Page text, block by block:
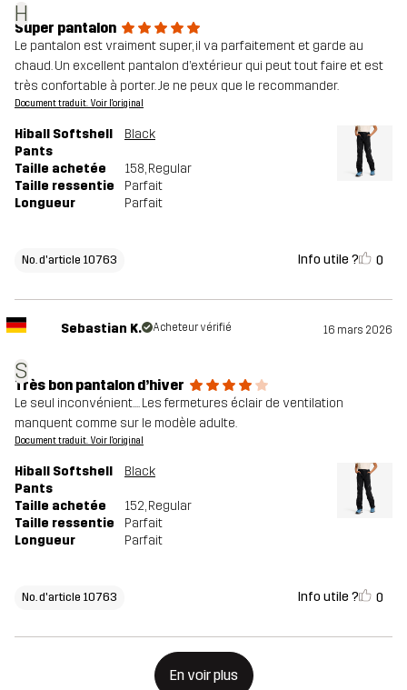
H
Super pantalon
Le pantalon est vraiment super, il va parfaitement et garde au
chaud. Un excellent pantalon d’extérieur qui peut tout faire et est
très confortable à porter. Je ne peux que le recommander.
Document traduit. Voir l'original
Hiball Softshell
Pants
Black
Taille achetée 158, Regular
Taille ressentie
Parfait
Longueur
Parfait
No. d'article 10763 Info utile ? 0
S
Sebastian K. Acheteur vérifié 16 mars 2026
Très bon pantalon d’hiver
Le seul inconvénient.... Les fermetures éclair de ventilation
manquent comme sur le modèle adulte.
Document traduit. Voir l'original
Hiball Softshell
Pants
Black
Taille achetée 152, Regular
Taille ressentie
Parfait
Longueur
Parfait
No. d'article 10763 Info utile ? 0
En voir plus